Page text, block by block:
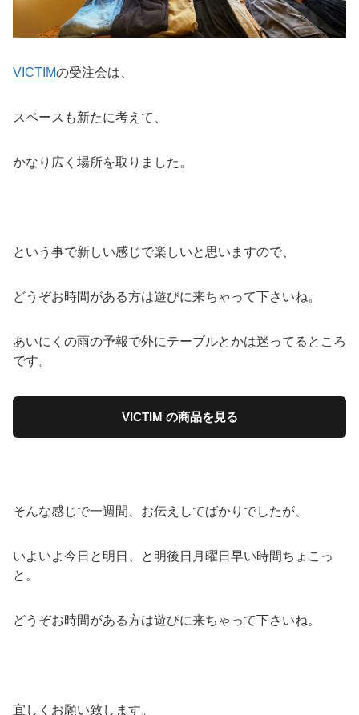
VICTIMの受注会は、
スペースも新たに考えて、
かなり広く場所を取りました。
という事で新しい感じで楽しいと思いますので、
どうぞお時間がある方は遊びに来ちゃって下さいね。
あいにくの雨の予報で外にテーブルとかは迷ってるところ
です。
VICTIM の商品を見る
そんな感じで一週間、お伝えしてばかりでしたが、
いよいよ今日と明日、と明後日月曜日早い時間ちょこっ
と。
どうぞお時間がある方は遊びに来ちゃって下さいね。
宜しくお願い致します。